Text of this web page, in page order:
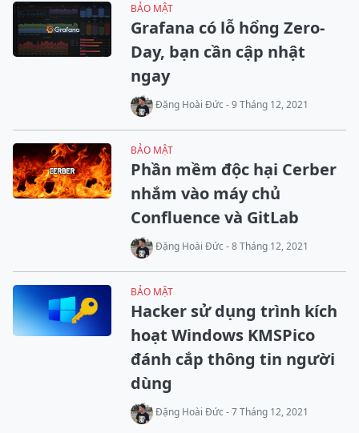
BẢO MẬT
Grafana có lỗ hổng Zero-
Day, bạn cần cập nhật
ngay
Đặng Hoài Đức - 9 Tháng 12, 2021
BẢO MẬT
Phần mềm độc hại Cerber
nhắm vào máy chủ
Confluence và GitLab
Đặng Hoài Đức - 8 Tháng 12, 2021
BẢO MẬT
Hacker sử dụng trình kích
hoạt Windows KMSPico
đánh cắp thông tin người
dùng
Đặng Hoài Đức - 7 Tháng 12, 2021